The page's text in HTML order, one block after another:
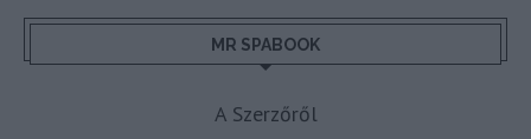
MR SPABOOK
A Szerzőről